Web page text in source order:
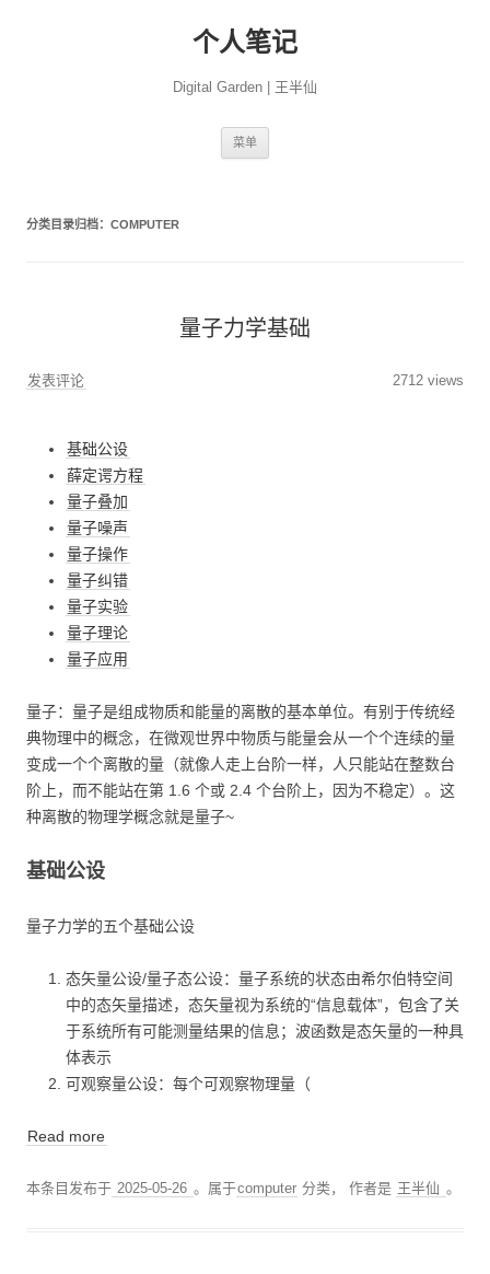
个人笔记
Digital Garden | 王半仙
菜单
分类目录归档： COMPUTER
量子力学基础
发表评论 2712 views
基础公设
薛定谔方程
量子叠加
量子噪声
量子操作
量子纠错
量子实验
量子理论
量子应用
量子：量子是组成物质和能量的离散的基本单位。有别于传统经
典物理中的概念，在微观世界中物质与能量会从一个个连续的量
变成一个个离散的量（就像人走上台阶一样，人只能站在整数台
阶上，而不能站在第 1.6 个或 2.4 个台阶上，因为不稳定）。这
种离散的物理学概念就是量子~
基础公设
量子力学的五个基础公设
态矢量公设/量子态公设：量子系统的状态由希尔伯特空间
中的态矢量描述，态矢量视为系统的“信息载体”，包含了关
于系统所有可能测量结果的信息；波函数是态矢量的一种具
体表示
可观察量公设：每个可观察物理量（
Read more
本条目发布于 2025-05-26 。属于computer 分类，作者是 王半仙 。